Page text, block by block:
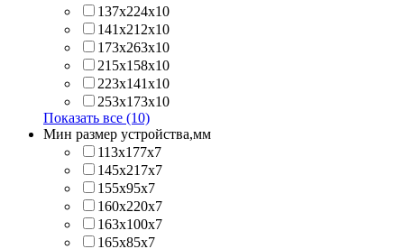
137х224x10
141х212х10
173х263x10
215х158x10
223х141x10
253х173x10
Показать все (10)
Мин размер устройства,мм
113x177x7
145x217x7
155x95x7
160x220x7
163x100x7
165x85x7